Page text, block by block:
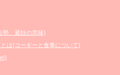
勢、避妊の意味)
は(コーギーと食事について)